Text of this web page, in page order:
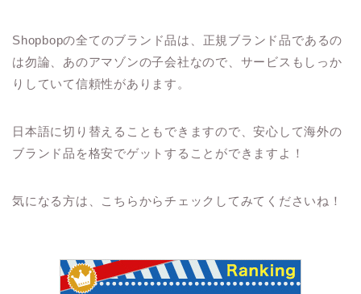
Shopbopの全てのブランド品は、正規ブランド品であるの
は勿論、あのアマゾンの子会社なので、サービスもしっか
りしていて信頼性があります。
日本語に切り替えることもできますので、安心して海外の
ブランド品を格安でゲットすることができますよ！
気になる方は、こちらからチェックしてみてくださいね！